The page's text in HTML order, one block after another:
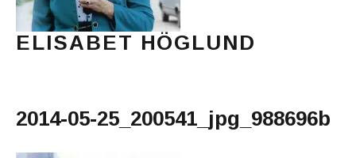
ELISABET HÖGLUND
2014-05-25_200541_jpg_988696b